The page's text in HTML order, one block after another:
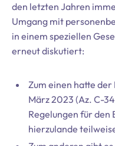
den letzten Jahren
Umgang mit
in einem speziellen
erneut diskutiert:
Zum einen hatte
März 2023 (Az. C-
Regelungen für
hierzulande